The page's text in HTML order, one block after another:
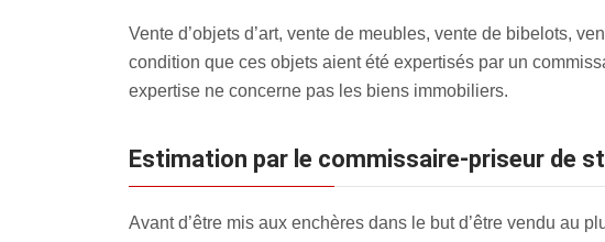
Vente d’objets d’art, vente de meubles, vente de bibelots,
condition que ces objets aient été expertisés par un
expertise ne concerne pas les biens immobiliers.
estimation par le commissaire-priseur de
Avant d’être mis aux enchères dans le but d’être vendu au